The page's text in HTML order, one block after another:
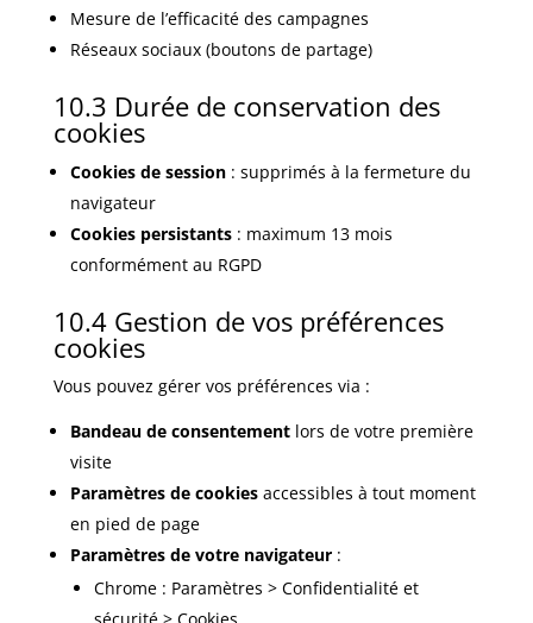
Mesure de l’efficacité des campagnes
Réseaux sociaux (boutons de partage)
10.3 Durée de conservation des
cookies
Cookies de session: supprimés à la fermeture du
navigateur
Cookies persistants: maximum 13 mois
conformément au RGPD
10.4 Gestion de vos préférences
cookies
Vous pouvez gérer vos préférences via :
Bandeau de consentementlors de votre première
visite
Paramètres de cookiesaccessibles à tout moment
en pied de page
Paramètres de votre navigateur:
Chrome : Paramètres > Confidentialité et